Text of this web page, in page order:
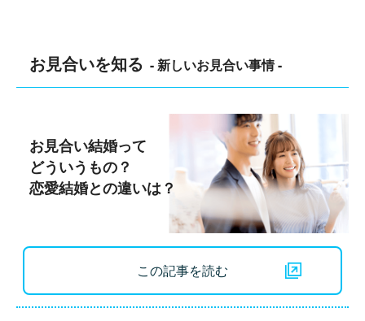
お見合いを知る - 新しいお見合い事情 -
お見合い結婚って
どういうもの？
恋愛結婚との違いは？
この記事を読む